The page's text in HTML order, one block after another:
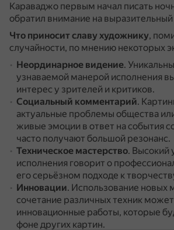
Караваджо первым начал писать
обратил внимание на выразительный
Что приносит славу художнику,
случайности, по мнению некоторых
Неординарное видение.
узнаваемой манерой исполнения
интерес у зрителей и критиков.
Социальный комментарий.
актуальные проблемы общества
живые эмоции в ответ на события
часто получают большой резонанс.
Техническое мастерство. Высокий
исполнения говорит о
его серьёзном подходе к
Инновации. Использование новых
сочетание различных техник
инновационные работы, которые
фоне других картин.